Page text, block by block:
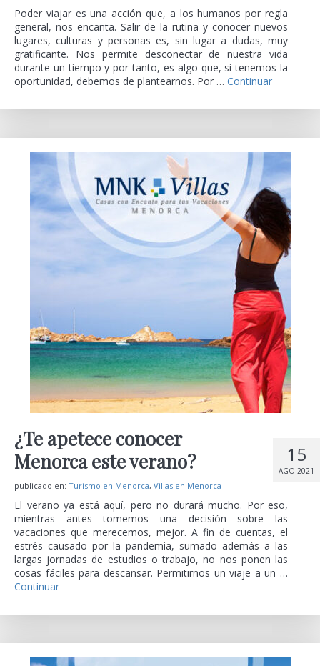
Poder viajar es una acción que, a los humanos por regla
general, nos encanta. Salir de la rutina y conocer nuevos
lugares, culturas y personas es, sin lugar a dudas, muy
gratificante. Nos permite desconectar de nuestra vida
durante un tiempo y por tanto, es algo que, si tenemos la
oportunidad, debemos de plantearnos. Por … Continuar
15
AGO 2021
¿Te apetece conocer
Menorca este verano?
publicado en: Turismo en Menorca, Villas en Menorca
El verano ya está aquí, pero no durará mucho. Por eso,
mientras antes tomemos una decisión sobre las
vacaciones que merecemos, mejor. A fin de cuentas, el
estrés causado por la pandemia, sumado además a las
largas jornadas de estudios o trabajo, no nos ponen las
cosas fáciles para descansar. Permitirnos un viaje a un …
Continuar